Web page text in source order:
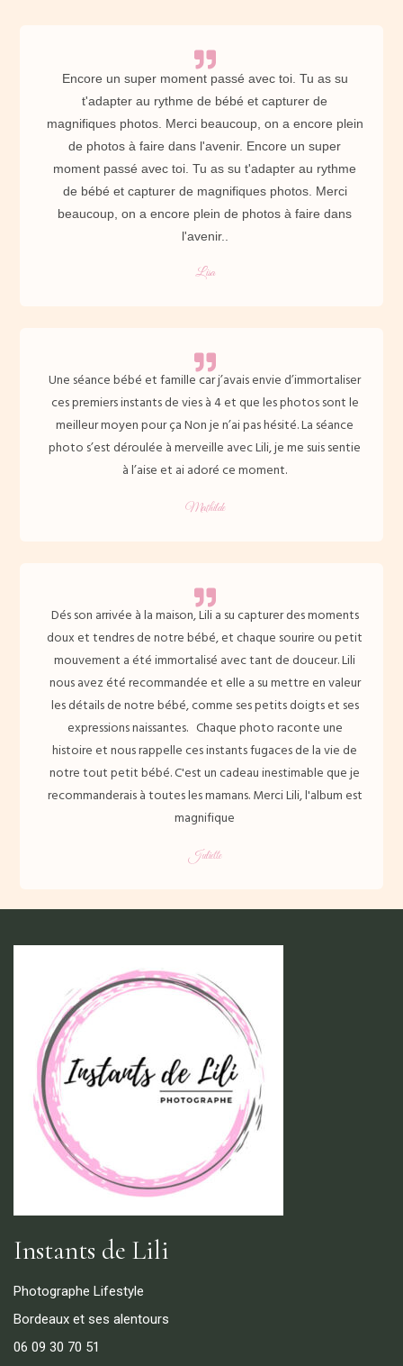
Encore un super moment passé avec toi. Tu as su
t'adapter au rythme de bébé et capturer de
magnifiques photos. Merci beaucoup, on a encore plein
de photos à faire dans l'avenir. Encore un super
moment passé avec toi. Tu as su t'adapter au rythme
de bébé et capturer de magnifiques photos. Merci
beaucoup, on a encore plein de photos à faire dans
l'avenir..
Lisa
Une séance bébé et famille car j’avais envie d’immortaliser
ces premiers instants de vies à 4 et que les photos sont le
meilleur moyen pour ça Non je n’ai pas hésité. La séance
photo s’est déroulée à merveille avec Lili, je me suis sentie
à l’aise et ai adoré ce moment.
Mathilde
Dés son arrivée à la maison, Lili a su capturer des moments
doux et tendres de notre bébé, et chaque sourire ou petit
mouvement a été immortalisé avec tant de douceur. Lili
nous avez été recommandée et elle a su mettre en valeur
les détails de notre bébé, comme ses petits doigts et ses
expressions naissantes. Chaque photo raconte une
histoire et nous rappelle ces instants fugaces de la vie de
notre tout petit bébé. C'est un cadeau inestimable que je
recommanderais à toutes les mamans. Merci Lili, l'album est
magnifique
Juliette
Instants de Lili
Photographe Lifestyle
Bordeaux et ses alentours
06 09 30 70 51